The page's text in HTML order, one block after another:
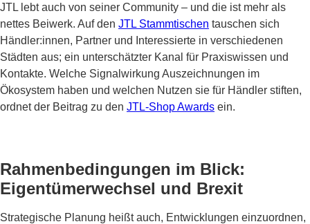
JTL lebt auch von seiner Community – und die ist mehr als
nettes Beiwerk. Auf den JTL Stammtischen tauschen sich
Händler:innen, Partner und Interessierte in verschiedenen
Städten aus; ein unterschätzter Kanal für Praxiswissen und
Kontakte. Welche Signalwirkung Auszeichnungen im
Ökosystem haben und welchen Nutzen sie für Händler stiften,
ordnet der Beitrag zu den JTL-Shop Awards ein.
Rahmenbedingungen im Blick:
Eigentümerwechsel und Brexit
Strategische Planung heißt auch, Entwicklungen einzuordnen,